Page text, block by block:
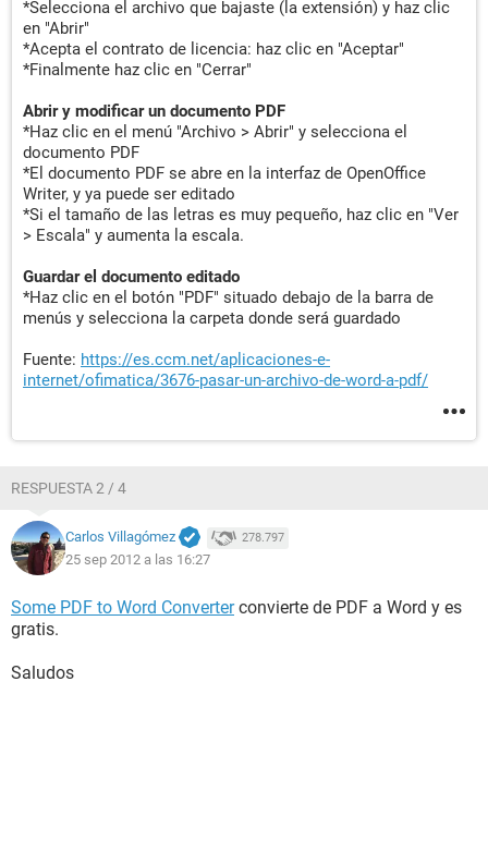
*Selecciona el archivo que bajaste (la extensión) y haz clic
en "Abrir"
*Acepta el contrato de licencia: haz clic en "Aceptar"
*Finalmente haz clic en "Cerrar"
Abrir y modificar un documento PDF
*Haz clic en el menú "Archivo > Abrir" y selecciona el
documento PDF
*El documento PDF se abre en la interfaz de OpenOffice
Writer, y ya puede ser editado
*Si el tamaño de las letras es muy pequeño, haz clic en "Ver
> Escala" y aumenta la escala.
Guardar el documento editado
*Haz clic en el botón "PDF" situado debajo de la barra de
menús y selecciona la carpeta donde será guardado
Fuente: https://es.ccm.net/aplicaciones-e-
internet/ofimatica/3676-pasar-un-archivo-de-word-a-pdf/
RESPUESTA 2 / 4
Carlos Villagómez 278.797
25 sep 2012 a las 16:27
Some PDF to Word Converterconvierte de PDF a Word y es
gratis.
Saludos